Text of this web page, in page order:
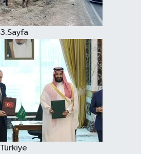
3.Sayfa
Türkiye